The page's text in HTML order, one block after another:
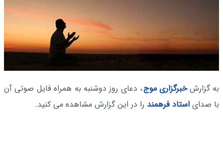
به گزارشخبرگزاری موج، دعای روز دوشنبه به همراه فایل صوتی آن
با صدای استاد فرهمند را در این گزارش مشاهده می کنید.